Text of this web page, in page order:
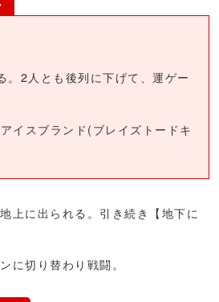
。2人とも後列に下げて、運ゲー
イスブランド(ブレイズトードキ
上に出られる。引き続き【地下に
に切り替わり戦闘。